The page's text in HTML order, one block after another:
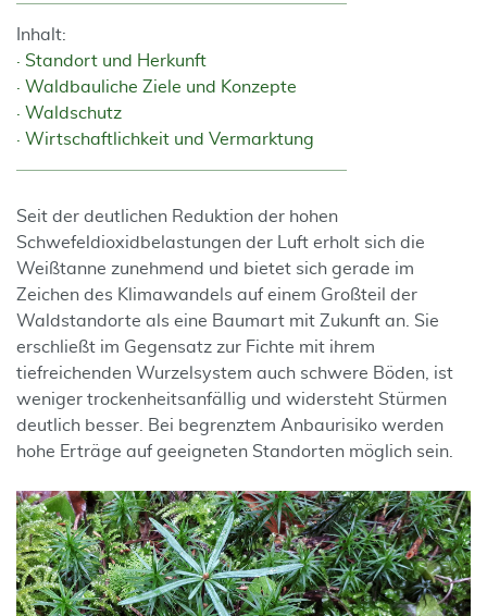
Inhalt:
Standort und Herkunft
Waldbauliche Ziele und Konzepte
Waldschutz
Wirtschaftlichkeit und Vermarktung
Seit der deutlichen Reduktion der hohen
Schwefeldioxidbelastungen der Luft erholt sich die
Weißtanne zunehmend und bietet sich gerade im
Zeichen des Klimawandels auf einem Großteil der
Waldstandorte als eine Baumart mit Zukunft an. Sie
erschließt im Gegensatz zur Fichte mit ihrem
tiefreichenden Wurzelsystem auch schwere Böden, ist
weniger trockenheitsanfällig und widersteht Stürmen
deutlich besser. Bei begrenztem Anbaurisiko werden
hohe Erträge auf geeigneten Standorten möglich sein.